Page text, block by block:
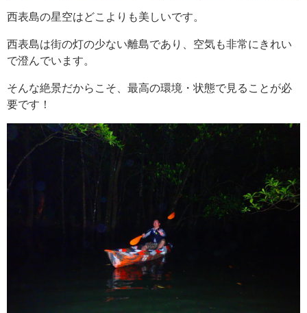
西表島の星空はどこよりも美しいです。
西表島は街の灯の少ない離島であり、空気も非常にきれい
で澄んでいます。
そんな絶景だからこそ、最高の環境・状態で見ることが必
要です！